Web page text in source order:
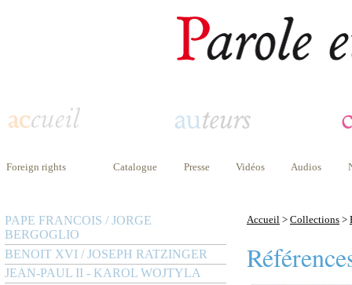
Foreign rights Catalogue Presse Vidéos Audios
PAPE FRANCOIS / JORGE
BERGOGLIO
BENOIT XVI / JOSEPH RATZINGER
JEAN-PAUL II - KAROL WOJTYLA
Accueil > Collections >